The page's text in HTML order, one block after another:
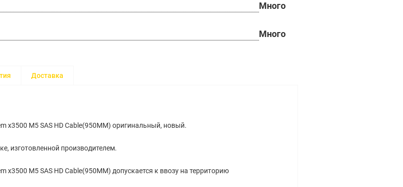
Много
Много
Доставка
x3500 M5 SAS HD Cable(950MM) оригинальный, новый.
изготовленной производителем.
x3500 M5 SAS HD Cable(950MM) допускается к ввозу на территорию